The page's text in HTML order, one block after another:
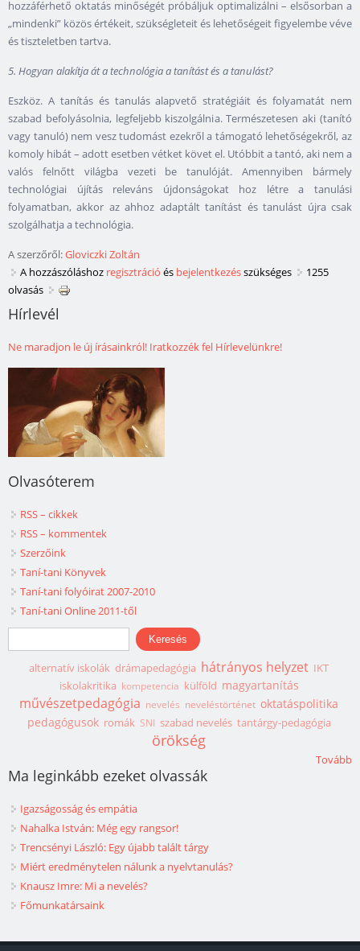
hozzáférhető oktatás minőségét próbáljuk optimalizálni – elsősorban a
„mindenki” közös értékeit, szükségleteit és lehetőségeit figyelembe véve
és tiszteletben tartva.
5. Hogyan alakítja át a technológia a tanítást és a tanulást?
Eszköz. A tanítás és tanulás alapvető stratégiáit és folyamatát nem
szabad befolyásolnia, legfeljebb kiszolgálnia. Természetesen aki (tanító
vagy tanuló) nem vesz tudomást ezekről a támogató lehetőségekről, az
komoly hibát – adott esetben vétket követ el. Utóbbit a tantó, aki nem a
valós felnőtt világba vezeti be tanulóját. Amennyiben bármely
technológiai újítás releváns újdonságokat hoz létre a tanulási
folyamatban, akkor az ahhoz adaptált tanítást és tanulást újra csak
szolgálhatja a technológia.
A szerzőről:Gloviczki Zoltán
A hozzászóláshoz regisztráció és bejelentkezésszükséges
1255
olvasás
Hírlevél
Ne maradjon le új írásainkról! Iratkozzék fel Hírlevelünkre!
Olvasóterem
RSS – cikkek
RSS – kommentek
Szerzőink
Taní-tani Könyvek
Taní-tani folyóirat 2007-2010
Taní-tani Online 2011-től
Keresés űrlap
Keresés
alternatív iskolák drámapedagógia hátrányos helyzet IKT
iskolakritika kompetencia külföld magyartanítás
művészetpedagógia nevelés neveléstörténet oktatáspolitika
pedagógusok romák SNI szabad nevelés tantárgy-pedagógia
örökség
Tovább
Ma leginkább ezeket olvassák
Igazságosság és empátia
Nahalka István: Még egy rangsor!
Trencsényi László: Egy újabb talált tárgy
Miért eredménytelen nálunk a nyelvtanulás?
Knausz Imre: Mi a nevelés?
Főmunkatársaink